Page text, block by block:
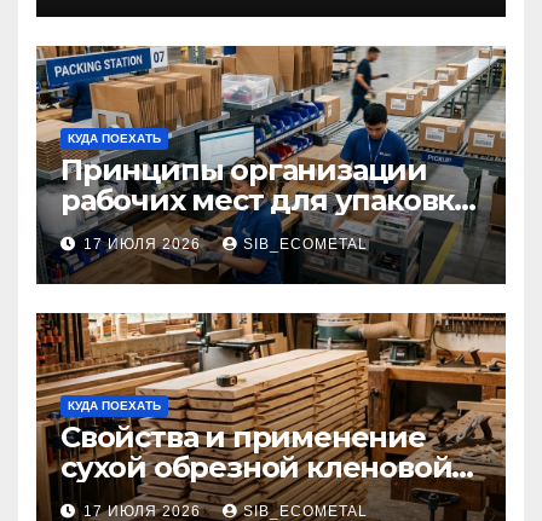
КУДА ПОЕХАТЬ
Принципы организации
рабочих мест для упаковки
и комплектации товаров
17 ИЮЛЯ 2026 SIB_ECOMETAL
КУДА ПОЕХАТЬ
Свойства и применение
сухой обрезной кленовой
доски в столярном деле
17 ИЮЛЯ 2026 SIB_ECOMETAL